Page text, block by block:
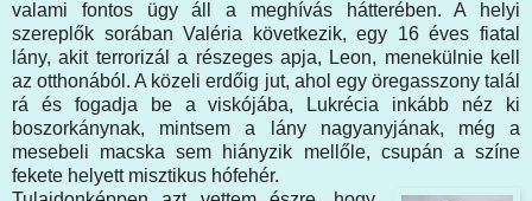
valami fontos ügy áll a meghívás hátterében. A helyi
szereplők sorában Valéria következik, egy 16 éves fiatal
lány, akit terrorizál a részeges apja, Leon, menekülnie kell
az otthonából. A közeli erdőig jut, ahol egy öregasszony talál
rá és fogadja be a viskójába, Lukrécia inkább néz ki
boszorkánynak, mintsem a lány nagyanyjának, még a
mesebeli macska sem hiányzik mellőle, csupán a színe
fekete helyett misztikus hófehér.